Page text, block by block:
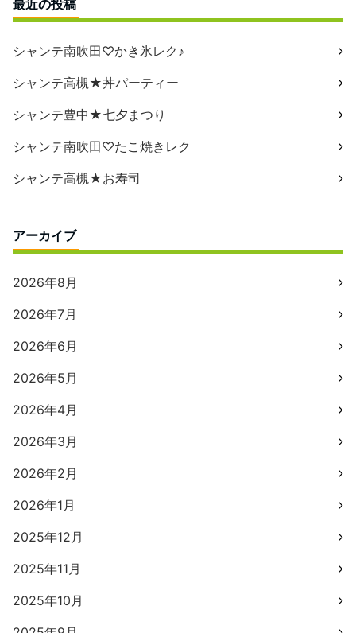
最近の投稿
シャンテ南吹田♡かき氷レク♪
シャンテ高槻★丼パーティー
シャンテ豊中★七夕まつり
シャンテ南吹田♡たこ焼きレク
シャンテ高槻★お寿司
アーカイブ
2026年8月
2026年7月
2026年6月
2026年5月
2026年4月
2026年3月
2026年2月
2026年1月
2025年12月
2025年11月
2025年10月